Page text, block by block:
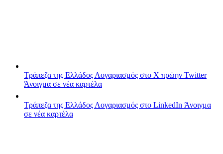
Τράπεζα της Ελλάδος Λογαριασμός στο X πρώην Twitter
Άνοιγμα σε νέα καρτέλα
Τράπεζα της Ελλάδος Λογαριασμός στο LinkedIn Άνοιγμα
σε νέα καρτέλα